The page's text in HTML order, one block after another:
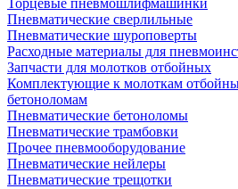
Торцевые пневмошлифмашинки
Пневматические сверлильные
Пневматические шуроповерты
Расходные материалы для
Запчасти для молотков отбойных
Комплектующие к молоткам
бетоноломам
Пневматические бетоноломы
Пневматические трамбовки
Прочее пневмооборудование
Пневматические нейлеры
Пневматические трещотки